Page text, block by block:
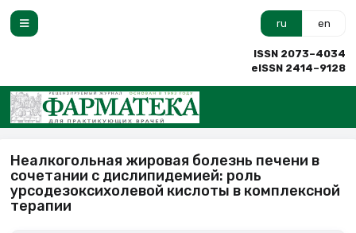
ru en
ISSN 2073–4034
eISSN 2414–9128
Неалкогольная жировая болезнь печени в
сочетании с дислипидемией: роль
урсодезоксихолевой кислоты в комплексной
терапии